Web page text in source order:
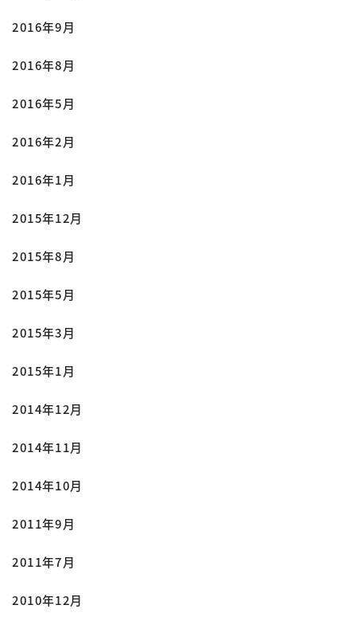
2016年9月
2016年8月
2016年5月
2016年2月
2016年1月
2015年12月
2015年8月
2015年5月
2015年3月
2015年1月
2014年12月
2014年11月
2014年10月
2011年9月
2011年7月
2010年12月